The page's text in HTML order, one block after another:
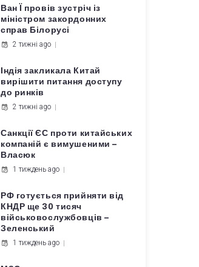
Ван Ї провів зустріч із
міністром закордонних
справ Білорусі
2 тижні ago
Індія закликала Китай
вирішити питання доступу
до ринків
2 тижні ago
Санкції ЄС проти китайських
компаній є вимушеними –
Власюк
1 тиждень ago
РФ готується прийняти від
КНДР ще 30 тисяч
військовослужбовців –
Зеленський
1 тиждень ago